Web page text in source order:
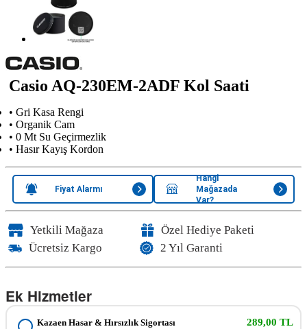
Casio AQ-230EM-2ADF Kol Saati
• Gri Kasa Rengi
• Organik Cam
• 0 Mt Su Geçirmezlik
• Hasır Kayış Kordon
Fiyat Alarmı
Hangi
Mağazada
Var?
Yetkili Mağaza
Özel Hediye Paketi
Ücretsiz Kargo
2 Yıl Garanti
Ek Hizmetler
Kazaen Hasar & Hırsızlık Sigortası 289,00 TL